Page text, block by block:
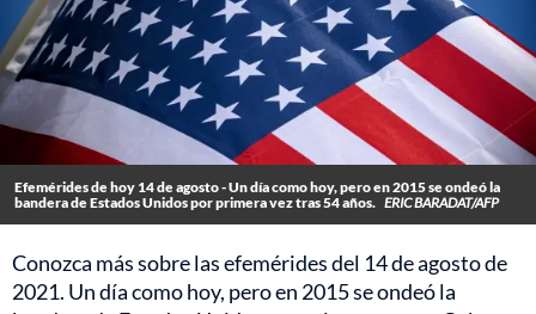
Efemérides de hoy 14 de agosto - Un día como hoy, pero en 2015 se ondeó la
bandera de Estados Unidos por primera vez tras 54 años. ERIC BARADAT/AFP
Conozca más sobre las efemérides del 14 de agosto de
2021. Un día como hoy, pero en 2015 se ondeó la